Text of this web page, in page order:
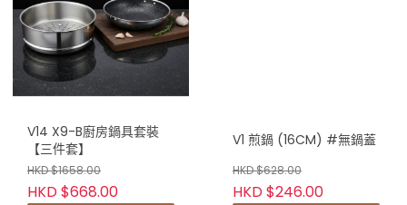
V14 X9-B廚房鍋具套裝
【三件套】
HKD $1658.00
HKD $668.00
V1 煎鍋 (16CM) #無鍋蓋
HKD $628.00
HKD $246.00